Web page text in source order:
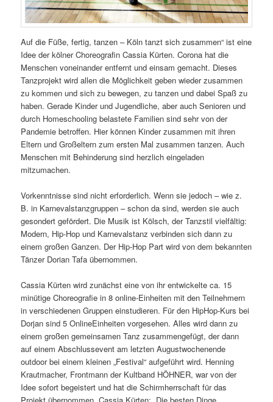
Auf die Füße, fertig, tanzen – Köln tanzt sich zusammen“ ist eine
Idee der kölner Choreografin Cassia Kürten. Corona hat die
Menschen voneinander entfernt und einsam gemacht. Dieses
Tanzprojekt wird allen die Möglichkeit geben wieder zusammen
zu kommen und sich zu bewegen, zu tanzen und dabei Spaß zu
haben. Gerade Kinder und Jugendliche, aber auch Senioren und
durch Homeschooling belastete Familien sind sehr von der
Pandemie betroffen. Hier können Kinder zusammen mit ihren
Eltern und Großeltern zum ersten Mal zusammen tanzen. Auch
Menschen mit Behinderung sind herzlich eingeladen
mitzumachen.
Vorkenntnisse sind nicht erforderlich. Wenn sie jedoch – wie z.
B. in Karnevalstanzgruppen – schon da sind, werden sie auch
gesondert gefördert. Die Musik ist Kölsch, der Tanzstil vielfältig:
Modern, Hip-Hop und Karnevalstanz verbinden sich dann zu
einem großen Ganzen. Der Hip-Hop Part wird von dem bekannten
Tänzer Dorian Tafa übernommen.
Cassia Kürten wird zunächst eine von ihr entwickelte ca. 15
minütige Choreografie in 8 online-Einheiten mit den Teilnehmern
in verschiedenen Gruppen einstudieren. Für den HipHop-Kurs bei
Dorjan sind 5 OnlineEinheiten vorgesehen. Alles wird dann zu
einem großen gemeinsamen Tanz zusammengefügt, der dann
auf einem Abschlussevent am letzten Augustwochenende
outdoor bei einem kleinen „Festival“ aufgeführt wird. Henning
Krautmacher, Frontmann der Kultband HÖHNER, war von der
Idee sofort begeistert und hat die Schirmherrschaft für das